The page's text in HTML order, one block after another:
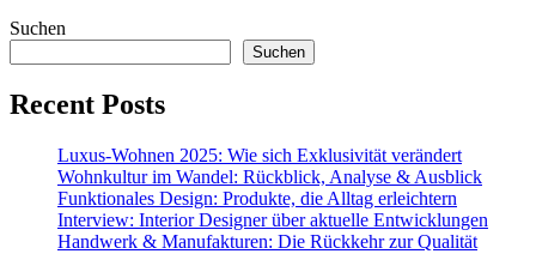
Suchen
Suchen
Recent Posts
Luxus-Wohnen 2025: Wie sich Exklusivität verändert
Wohnkultur im Wandel: Rückblick, Analyse & Ausblick
Funktionales Design: Produkte, die Alltag erleichtern
Interview: Interior Designer über aktuelle Entwicklungen
Handwerk & Manufakturen: Die Rückkehr zur Qualität